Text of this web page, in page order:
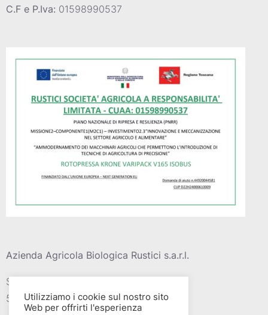
C.F e P.Iva: 01598990537
Azienda Agricola Biologica Rustici s.a.r.l.
Strada vic. Della barca del grazi, 4
58015 – Albinia (GR)
Utilizziamo i cookie sul nostro sito
Web per offrirti l'esperienza